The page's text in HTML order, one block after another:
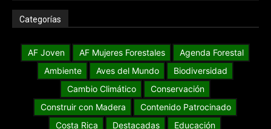
Categorías
AF Joven AF Mujeres Forestales
Agenda Forestal
Ambiente
Aves del Mundo
Biodiversidad
Cambio Climático
Conservación
Construir con Madera
Contenido Patrocinado
Costa Rica
Destacadas
Educación